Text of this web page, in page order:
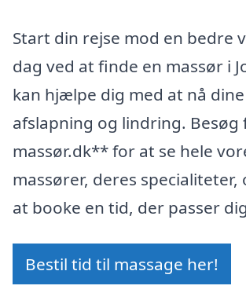
Start din rejse mod en bedre
dag ved at finde en massør i
kan hjælpe dig med at nå
afslapning og lindring.
massør.dk** for at se hele
massører, deres
at booke en tid, der passer
Bestil tid til massage her!